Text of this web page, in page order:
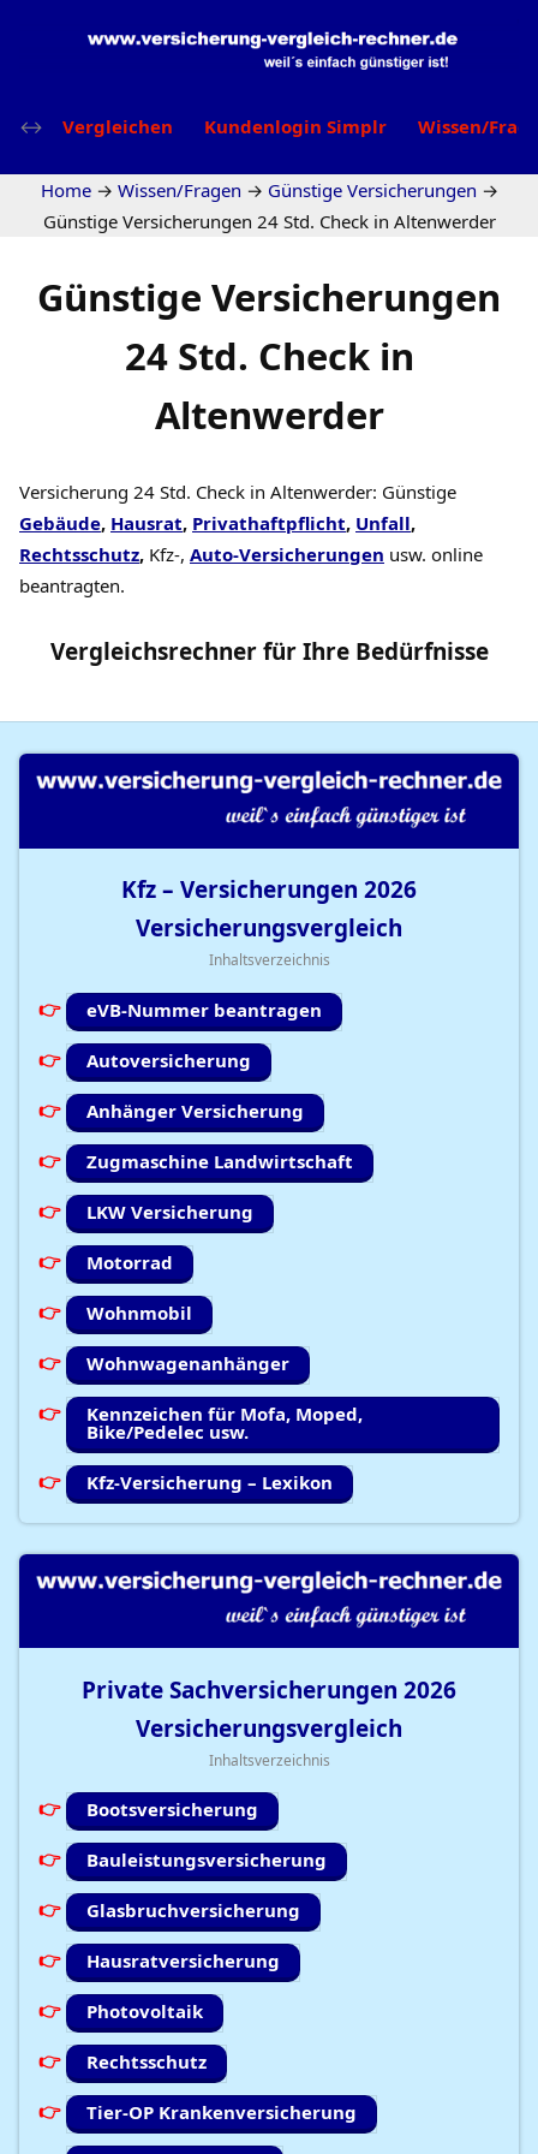
Vergleichen Kundenlogin Simplr Wissen/
Home → Wissen/Fragen → Günstige Versicherungen →
Günstige Versicherungen 24 Std. Check in Altenwerder
Günstige Versicherungen
24 Std. Check in
Altenwerder
Versicherung 24 Std. Check in Altenwerder: Günstige
Gebäude, Hausrat, Privathaftpflicht, Unfall,
Rechtsschutz, Kfz-, Auto-Versicherungen usw. online
beantragten.
Vergleichsrechnerfür Ihre Bedürfnisse
Kfz – Versicherungen 2026
Versicherungsvergleich
Inhaltsverzeichnis
eVB-Nummer beantragen
Autoversicherung
Anhänger Versicherung
Zugmaschine Landwirtschaft
LKW Versicherung
Motorrad
Wohnmobil
Wohnwagenanhänger
Kennzeichen für Mofa, Moped,
Bike/Pedelec usw.
Kfz-Versicherung – Lexikon
Private Sachversicherungen 2026
Versicherungsvergleich
Inhaltsverzeichnis
Bootsversicherung
Bauleistungsversicherung
Glasbruchversicherung
Hausratversicherung
Photovoltaik
Rechtsschutz
Tier-OP Krankenversicherung